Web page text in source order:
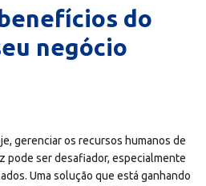
do
negócio
gerenciar os recursos humanos de
pode ser desafiador, especialmente
Uma solução que está ganhando